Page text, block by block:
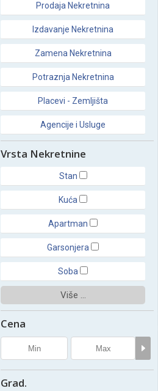
Prodaja Nekretnina
Izdavanje Nekretnina
Zamena Nekretnina
Potraznja Nekretnina
Placevi - Zemljišta
Agencije i Usluge
Vrsta Nekretnine
Stan
Kuća
Apartman
Garsonjera
Soba
Više ...
Cena
Grad.